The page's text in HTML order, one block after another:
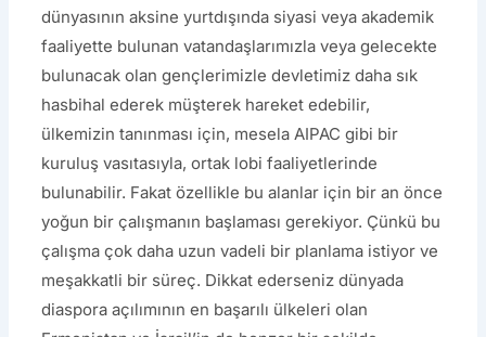
dünyasının aksine yurtdışında siyasi veya akademik
faaliyette bulunan vatandaşlarımızla veya gelecekte
bulunacak olan gençlerimizle devletimiz daha sık
hasbihal ederek müşterek hareket edebilir,
ülkemizin tanınması için, mesela AIPAC gibi bir
kuruluş vasıtasıyla, ortak lobi faaliyetlerinde
bulunabilir. Fakat özellikle bu alanlar için bir an önce
yoğun bir çalışmanın başlaması gerekiyor. Çünkü bu
çalışma çok daha uzun vadeli bir planlama istiyor ve
meşakkatli bir süreç. Dikkat ederseniz dünyada
diaspora açılımının en başarılı ülkeleri olan